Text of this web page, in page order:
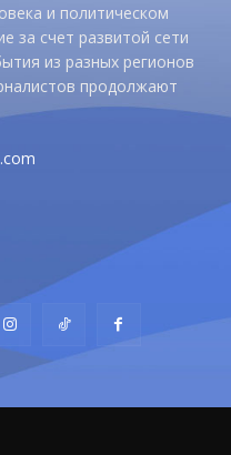
и политическом
за счет развитой сети
из разных регионов
продолжают